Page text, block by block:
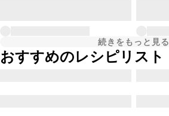
続きをもっと見る
おすすめのレシピリスト